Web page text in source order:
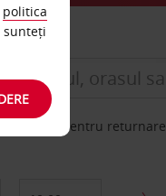
diferită pentru returnare
politica
sunteți